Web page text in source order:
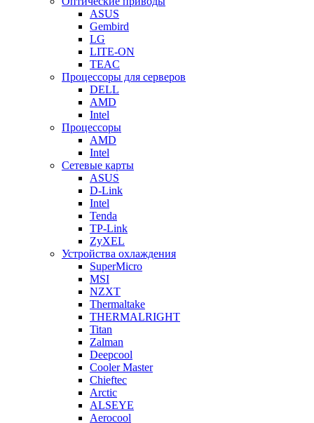
ASUS
Gembird
LG
LITE-ON
TEAC
Процессоры для серверов
DELL
AMD
Intel
Процессоры
AMD
Intel
Сетевые карты
ASUS
D-Link
Intel
Tenda
TP-Link
ZyXEL
Устройства охлаждения
SuperMicro
MSI
NZXT
Thermaltake
THERMALRIGHT
Titan
Zalman
Deepcool
Cooler Master
Chieftec
Arctic
ALSEYE
Aerocool